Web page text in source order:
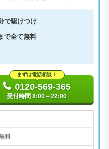
で駆けつけ
で全て無料
まずは電話相談！
0120-569-365
受付時間 8:00～22:00
料